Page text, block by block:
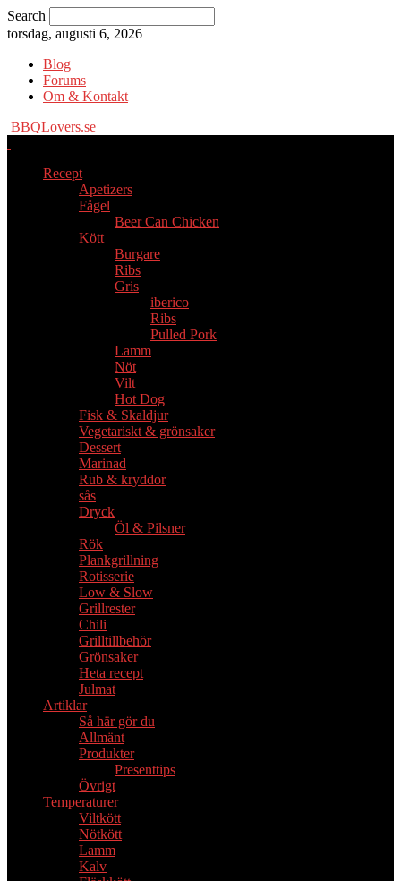
Search
torsdag, augusti 6, 2026
Blog
Forums
Om & Kontakt
BBQLovers.se
Recept
Apetizers
Fågel
Beer Can Chicken
Kött
Burgare
Ribs
Gris
iberico
Ribs
Pulled Pork
Lamm
Nöt
Vilt
Hot Dog
Fisk & Skaldjur
Vegetariskt & grönsaker
Dessert
Marinad
Rub & kryddor
sås
Dryck
Öl & Pilsner
Rök
Plankgrillning
Rotisserie
Low & Slow
Grillrester
Chili
Grilltillbehör
Grönsaker
Heta recept
Julmat
Artiklar
Så här gör du
Allmänt
Produkter
Presenttips
Övrigt
Temperaturer
Viltkött
Nötkött
Lamm
Kalv